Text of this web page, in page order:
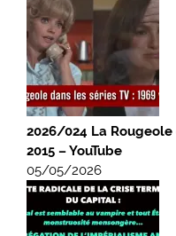
2026/024 La Rougeole
2015 – YouTube
05/05/2026